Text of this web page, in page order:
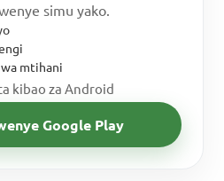
simu yako.
mtihani
kibao za Android
Google Play